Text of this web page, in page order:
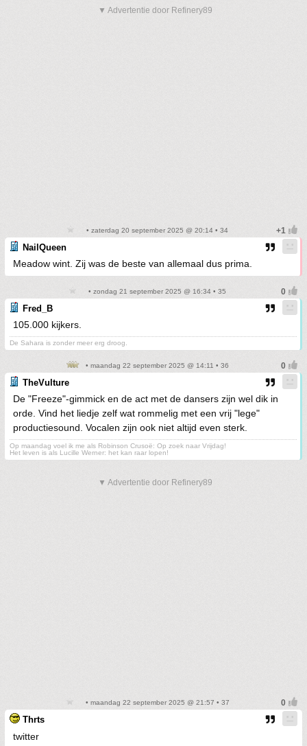
▼ Advertentie door Refinery89
• zaterdag 20 september 2025 @ 20:14 • 34
NailQueen
Meadow wint. Zij was de beste van allemaal dus prima.
• zondag 21 september 2025 @ 16:34 • 35
Fred_B
105.000 kijkers.
De Sahara is zonder meer erg droog.
• maandag 22 september 2025 @ 14:11 • 36
TheVulture
De "Freeze"-gimmick en de act met de dansers zijn wel dik in
orde. Vind het liedje zelf wat rommelig met een vrij "lege"
productiesound. Vocalen zijn ook niet altijd even sterk.
Op maandag voel ik me als Robinson Crusoë: Op zoek naar Vrijdag!
Het leven is als Lucille Werner: het kan raar lopen!
▼ Advertentie door Refinery89
• maandag 22 september 2025 @ 21:57 • 37
Thrts
twitter